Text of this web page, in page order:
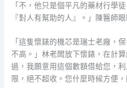
「不，他只是個平凡的藥材行學
『對人有幫助的人』。」陳醫師眼
「這隻懷錶的機芯是瑞士老廠，
不高。」林老闆放下懷錶，在計
過，我願意用這個數額借給您，
限，絕不超收。您什麼時候方便，